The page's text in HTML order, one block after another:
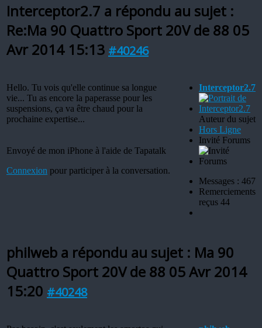
Interceptor2.7 a répondu au sujet :
Re:Ma 90 Quattro Sport 20V de 88 05
Avr 2014 15:13 #40246
Hello. Tu vois qu'elle continue sa longue
vie... Tu as encore la paperasse pour les
suspensions, ça va être chaud pour la
prochaine expertise...
Envoyé de mon iPhone à l'aide de Tapatalk
Connexion pour participer à la conversation.
Interceptor2.7
Auteur du sujet
Hors Ligne
Invité Forums
Messages : 467
Remerciements
reçus 44
philweb a répondu au sujet : Ma 90
Quattro Sport 20V de 88 05 Avr 2014
15:20 #40248